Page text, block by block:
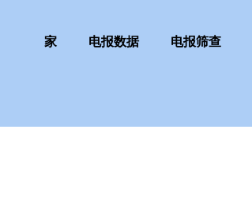
家 电报数据 电报筛查